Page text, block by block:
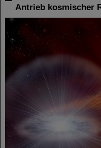
Antrieb kosmischer